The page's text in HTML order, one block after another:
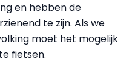
en hebben de
te zijn. Als we
moet het mogelijk
fietsen.